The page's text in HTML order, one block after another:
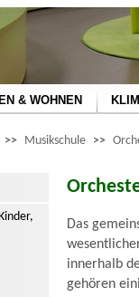
& WOHNEN
>> Musikschule >>
Das
innerhalb
gehören